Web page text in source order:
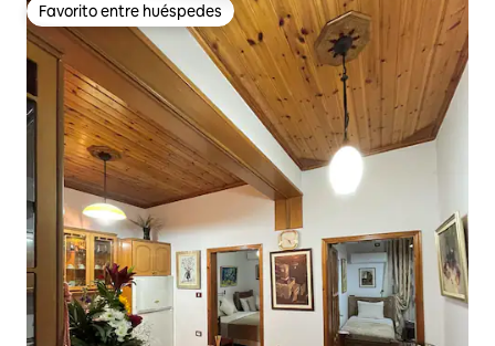
Favorito entre huéspedes
Favorito entre huéspedes